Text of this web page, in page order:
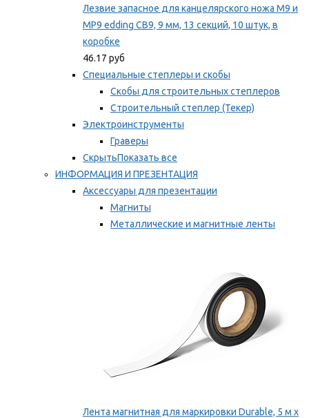
Лезвие запасное для канцелярского ножа M9 и
MP9 edding CB9, 9 мм, 13 секций, 10 штук, в
коробке
46.17 руб
Специальные степлеры и скобы
Скобы для строительных степлеров
Строительный степлер (Текер)
Электроинструменты
Граверы
СкрытьПоказать все
ИНФОРМАЦИЯ И ПРЕЗЕНТАЦИЯ
Аксессуары для презентации
Магниты
Металлические и магнитные ленты
Лента магнитная для маркировки Durable, 5 м х